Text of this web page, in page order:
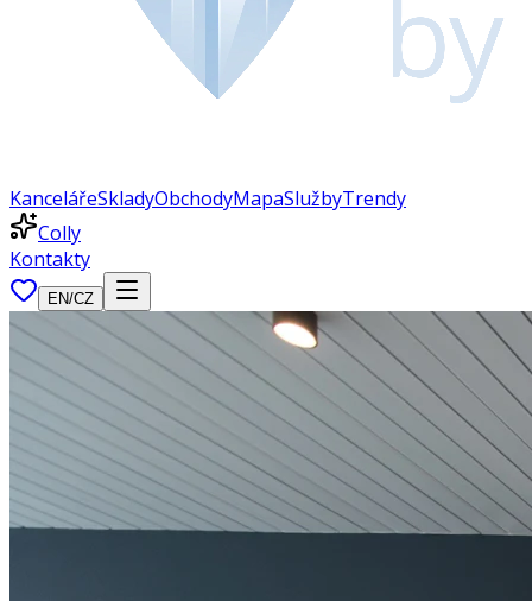
KancelářeSkladyObchodyMapaSlužbyTrendy
Colly
Kontakty
EN/CZ